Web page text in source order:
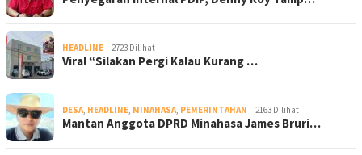
HEADLINE 2723 Dilihat
Viral “Silakan Pergi Kalau Kurang …
DESA, HEADLINE, MINAHASA, PEMERINTAHAN 2163 Dilihat
Mantan Anggota DPRD Minahasa James Bruri…